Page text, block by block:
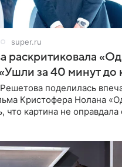
super.ru
раскритиковала
за 40 минут до
поделилась
Кристофера Нолана
что картина не